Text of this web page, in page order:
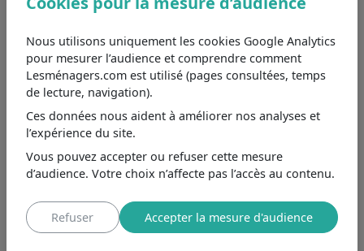
sa classe énergétique A.
Rosières RFKD59PN
Moins cher de 444€, se
différencie principalement par
sa classe énergétique A.
7,4/10
Voir
Samsung
NV7B44304AS
Moins cher de 399€ , se
différencie principalement par
son type de chaleur chaleur
Voir
Nous utilisons uniquement les cookies Google Analytics
pour mesurer l’audience et comprendre comment
Lesménagers.com est utilisé (pages consultées, temps
de lecture, navigation).
Ces données nous aident à améliorer nos analyses et
l’expérience du site.
Vous pouvez accepter ou refuser cette mesure
d’audience. Votre choix n’affecte pas l’accès au contenu.
Refuser Accepter la mesure d'audience